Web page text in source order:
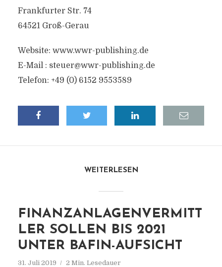
Frankfurter Str. 74
64521 Groß-Gerau
Website: www.wwr-publishing.de
E-Mail : steuer@wwr-publishing.de
Telefon: +49 (0) 6152 9553589
WEITERLESEN
FINANZANLAGENVERMITT
LER SOLLEN BIS 2021
UNTER BAFIN-AUFSICHT
31. Juli 2019 2 Min. Lesedauer